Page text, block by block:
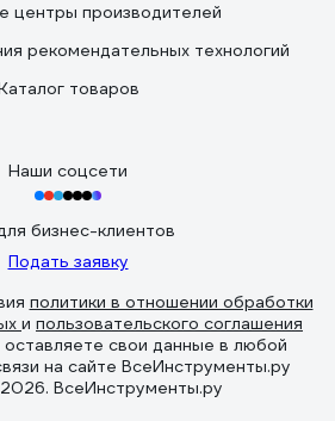
центры производителей
рекомендательных технологий
товаров
Наши соцсети
бизнес-клиентов
Подать заявку
политики в отношении обработки
и пользовательского соглашения
оставляете свои данные в любой
на сайте ВсеИнструменты.ру
ВсеИнструменты.ру